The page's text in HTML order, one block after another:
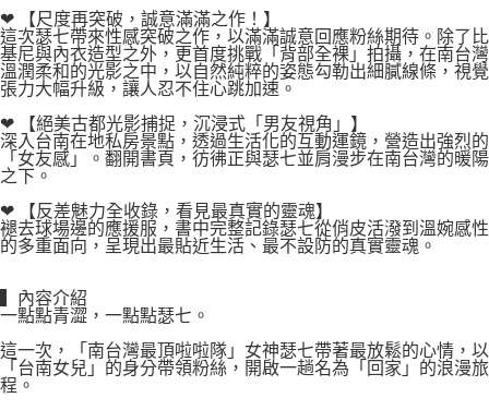
❤ 【尺度再突破，誠意滿滿之作！】
這次瑟七帶來性感突破之作，以滿滿誠意回應粉絲期待。除了比
基尼與內衣造型之外，更首度挑戰「背部全裸」拍攝，在南台灣
溫潤柔和的光影之中，以自然純粹的姿態勾勒出細膩線條，視覺
張力大幅升級，讓人忍不住心跳加速。
❤ 【絕美古都光影捕捉，沉浸式「男友視角」】
深入台南在地私房景點，透過生活化的互動運鏡，營造出強烈的
「女友感」。翻開書頁，彷彿正與瑟七並肩漫步在南台灣的暖陽
之下。
❤ 【反差魅力全收錄，看見最真實的靈魂】
褪去球場邊的應援服，書中完整記錄瑟七從俏皮活潑到溫婉感性
的多重面向，呈現出最貼近生活、最不設防的真實靈魂。
▍內容介紹
一點點青澀，一點點瑟七。
這一次，「南台灣最頂啦啦隊」女神瑟七帶著最放鬆的心情，以
「台南女兒」的身分帶領粉絲，開啟一趟名為「回家」的浪漫旅
程。